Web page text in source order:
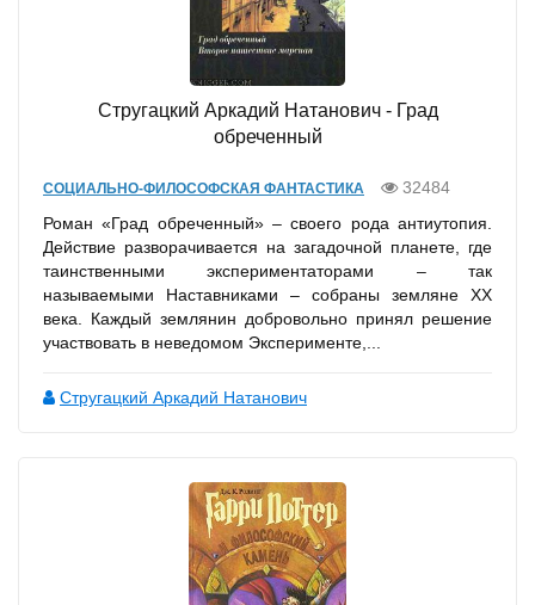
Стругацкий Аркадий Натанович - Град
обреченный
СОЦИАЛЬНО-ФИЛОСОФСКАЯ ФАНТАСТИКА
32484
Роман «Град обреченный» – своего рода антиутопия.
Действие разворачивается на загадочной планете, где
таинственными экспериментаторами – так
называемыми Наставниками – собраны земляне XX
века. Каждый землянин добровольно принял решение
участвовать в неведомом Эксперименте,...
Стругацкий Аркадий Натанович